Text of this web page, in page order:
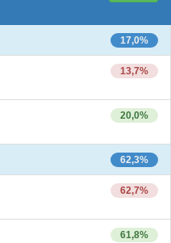
17,0%
13,7%
20,0%
62,3%
62,7%
61,8%